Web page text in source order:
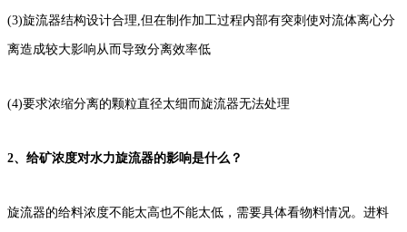
(3)旋流器结构设计合理,但在制作加工过程内部有突刺使对流体离心分
离造成较大影响从而导致分离效率低
(4)要求浓缩分离的颗粒直径太细而旋流器无法处理
2、 给矿浓度对水力旋流器的影响是什么？
旋流器的给料浓度不能太高也不能太低，需要具体看物料情况。进料